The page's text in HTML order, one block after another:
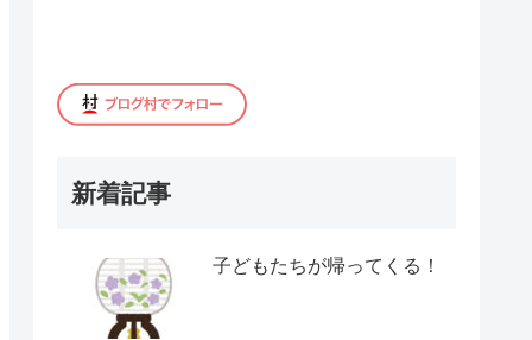
新着記事
子どもたちが帰ってくる！